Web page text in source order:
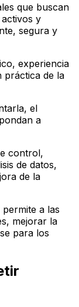
que buscan
y
segura y
experiencia
práctica de la
el
a
control,
de datos,
de la
a las
mejorar la
para los